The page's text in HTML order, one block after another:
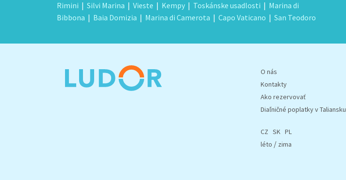
Rimini | Silvi Marina | Vieste | Kempy | Toskánske usadlosti | Marina di
Bibbona | Baia Domizia | Marina di Camerota | Capo Vaticano | San Teodoro
O nás
Kontakty
Ako rezervovať
Diaľničné poplatky v Taliansku
CZ SK PL
léto / zima